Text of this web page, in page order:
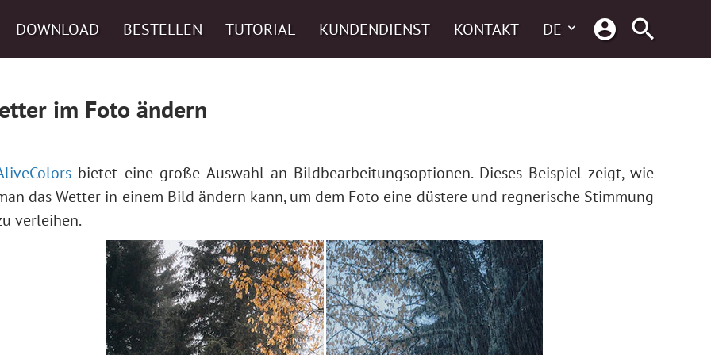
DOWNLOAD BESTELLEN TUTORIAL KUNDENDIENST KONTAKT DE
im Foto ändern
bietet eine große Auswahl an Bildbearbeitungsoptionen. Dieses Beispiel zeigt, wie
das Wetter in einem Bild ändern kann, um dem Foto eine düstere und regnerische Stimmung
verleihen.